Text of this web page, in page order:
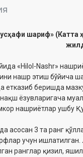
шариф»
«Hilol-Nashr»
нашр этиш бўйича
етказиб беришда
ёзувларигача
нашриётлар ушбу
асосан 3 та ранг
учун
ранглар қизил, яшил